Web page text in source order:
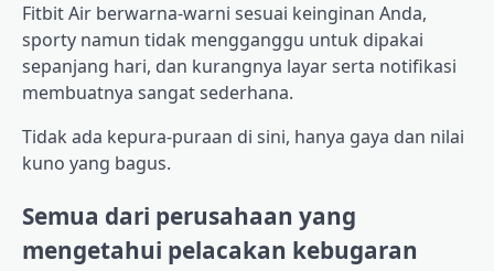
Fitbit Air berwarna-warni sesuai keinginan Anda,
sporty namun tidak mengganggu untuk dipakai
sepanjang hari, dan kurangnya layar serta notifikasi
membuatnya sangat sederhana.
Tidak ada kepura-puraan di sini, hanya gaya dan nilai
kuno yang bagus.
Semua dari perusahaan yang
mengetahui pelacakan kebugaran